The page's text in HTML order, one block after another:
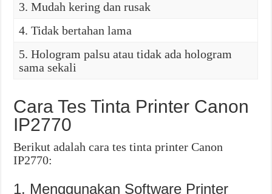
3. Mudah kering dan rusak
4. Tidak bertahan lama
5. Hologram palsu atau tidak ada hologram
sama sekali
Cara Tes Tinta Printer Canon
IP2770
Berikut adalah cara tes tinta printer Canon
IP2770:
1. Menggunakan Software Printer